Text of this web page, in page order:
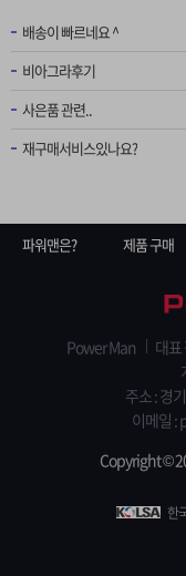
배송이 빠르네요 ^
비아그라후기
사은품 관련..
재구매서비스있나요?
파워맨은? 제품 구매
Power Man 대표
주소 : 경
이메일
Copyright ©
한